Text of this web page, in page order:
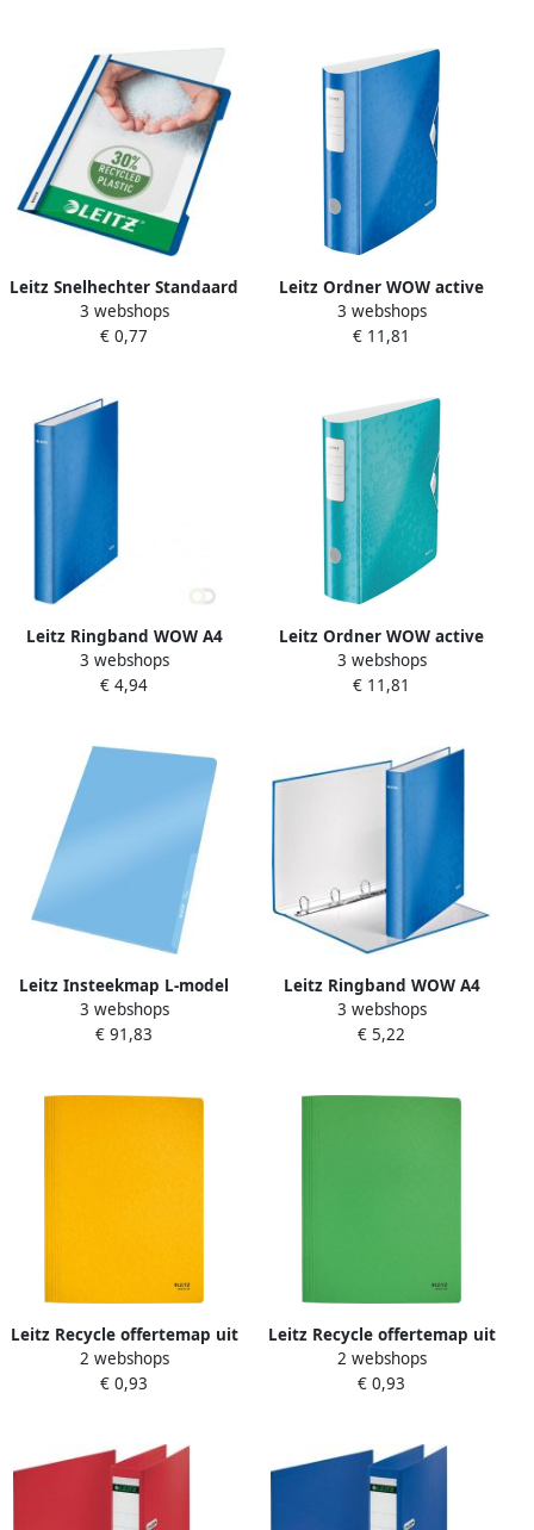
Leitz Snelhechter Standaard
A4 gerecycled PP blauw
3 webshops
€ 0,77
Leitz Ordner WOW active
180° 80mm PP A4 blauw
3 webshops
€ 11,81
Leitz Ringband WOW A4
maxi 2-rings D-mechaniek
25mm blauw
3 webshops
€ 4,94
Leitz Ordner WOW active
180° 80mm PP A4 ijsblauw
3 webshops
€ 11,81
Leitz Insteekmap L-model
Premium lasnaad copy safe
0.15mm PVC A4 blauw 100
3 webshops
€ 91,83
Leitz Ringband WOW A4
maxi 4-rings D-mechaniek
25mm blauw
3 webshops
€ 5,22
Leitz Recycle offertemap uit
karton ft A4 geel
2 webshops
€ 0,93
Leitz Recycle offertemap uit
karton ft A4 groen
2 webshops
€ 0,93